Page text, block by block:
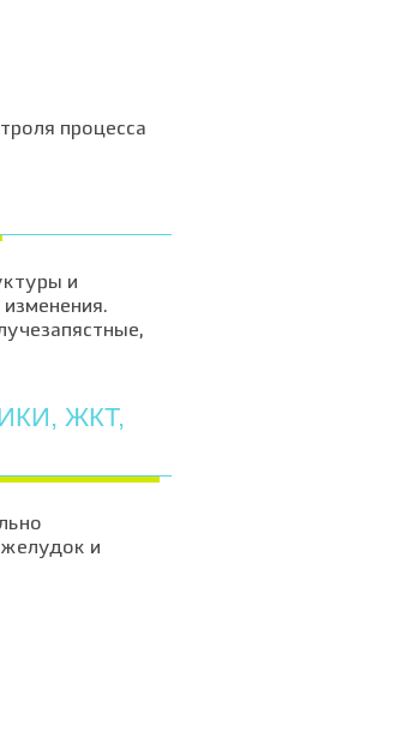
процесса
и
ЖКТ,
и